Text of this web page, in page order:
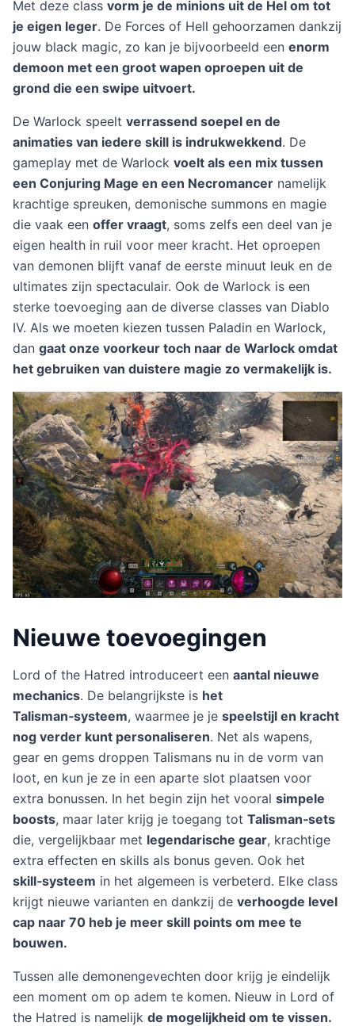
Met deze class vorm je de minions uit de Hel om tot
je eigen leger. De Forces of Hell gehoorzamen dankzij
jouw black magic, zo kan je bijvoorbeeld een enorm
demoon met een groot wapen oproepen uit de
grond die een swipe uitvoert.
De Warlock speelt verrassend soepel en de
animaties van iedere skill is indrukwekkend. De
gameplay met de Warlock voelt als een mix tussen
een Conjuring Mage en een Necromancer namelijk
krachtige spreuken, demonische summons en magie
die vaak een offer vraagt, soms zelfs een deel van je
eigen health in ruil voor meer kracht. Het oproepen
van demonen blijft vanaf de eerste minuut leuk en de
ultimates zijn spectaculair. Ook de Warlock is een
sterke toevoeging aan de diverse classes van Diablo
IV. Als we moeten kiezen tussen Paladin en Warlock,
dan gaat onze voorkeur toch naar de Warlock omdat
het gebruiken van duistere magie zo vermakelijk is.
Nieuwe toevoegingen
Lord of the Hatred introduceert een aantal nieuwe
mechanics. De belangrijkste is het
Talisman‑systeem, waarmee je je speelstijl en kracht
nog verder kunt personaliseren. Net als wapens,
gear en gems droppen Talismans nu in de vorm van
loot, en kun je ze in een aparte slot plaatsen voor
extra bonussen. In het begin zijn het vooral simpele
boosts, maar later krijg je toegang tot Talisman‑sets
die, vergelijkbaar met legendarische gear, krachtige
extra effecten en skills als bonus geven. Ook het
skill‑systeem in het algemeen is verbeterd. Elke class
krijgt nieuwe varianten en dankzij de verhoogde level
cap naar 70 heb je meer skill points om mee te
bouwen.
Tussen alle demonengevechten door krijg je eindelijk
een moment om op adem te komen. Nieuw in Lord of
the Hatred is namelijk de mogelijkheid om te vissen.